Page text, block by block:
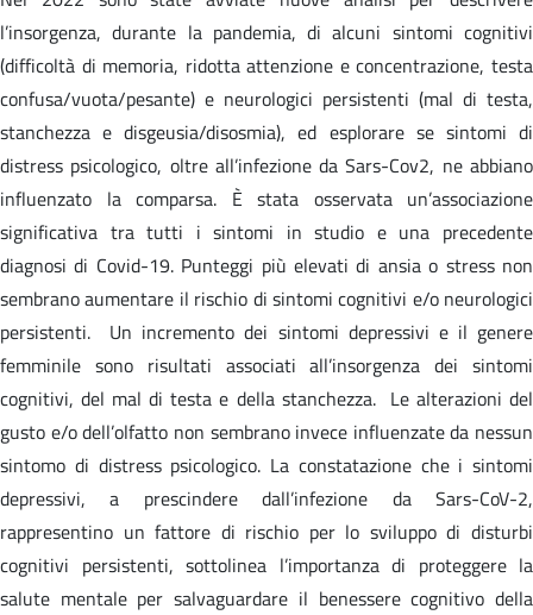
l’insorgenza, durante la pandemia, di alcuni sintomi cognitivi
(difficoltà di memoria, ridotta attenzione e concentrazione, testa
confusa/vuota/pesante) e neurologici persistenti (mal di testa,
stanchezza e disgeusia/disosmia), ed esplorare se sintomi di
distress psicologico, oltre all’infezione da Sars-Cov2, ne abbiano
influenzato la comparsa. È stata osservata un’associazione
significativa tra tutti i sintomi in studio e una precedente
diagnosi di Covid-19. Punteggi più elevati di ansia o stress non
sembrano aumentare il rischio di sintomi cognitivi e/o neurologici
persistenti. Un incremento dei sintomi depressivi e il genere
femminile sono risultati associati all’insorgenza dei sintomi
cognitivi, del mal di testa e della stanchezza. Le alterazioni del
gusto e/o dell’olfatto non sembrano invece influenzate da nessun
sintomo di distress psicologico. La constatazione che i sintomi
depressivi, a prescindere dall’infezione da Sars-CoV-2,
rappresentino un fattore di rischio per lo sviluppo di disturbi
cognitivi persistenti, sottolinea l’importanza di proteggere la
salute mentale per salvaguardare il benessere cognitivo della